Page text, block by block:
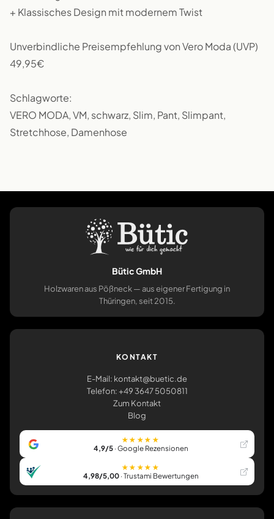
+ Klassisches Design mit modernem Twist
Unverbindliche Preisempfehlung von Vero Moda (UVP)
49,95€
Schlagworte:
VERO MODA, VM, schwarz, Slim, Pant, Slimpant,
Stretchhose, Damenhose
Bütic GmbH
Holzwaren aus Pößneck — aus eigener Fertigung in
Thüringen, seit 2015.
KONTAKT
E-Mail: kontakt@buetic.de
Telefon: +49 3647 5050811
Zum Kontakt
Blog
★★★★★
4,9/5· Google Rezensionen
★★★★★
4,98/5,00· Trustami Bewertungen